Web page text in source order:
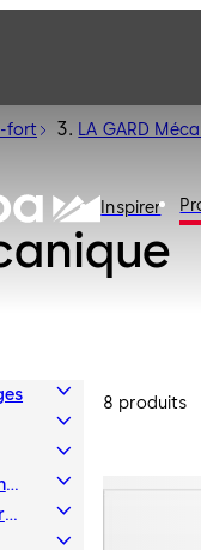
Inspirer
fort LA GARD
8 produits